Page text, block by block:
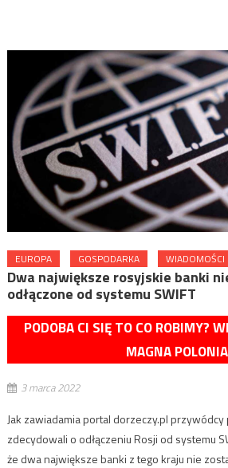
EUROPA GOSPODARKA WIADOMOŚCI
Dwa największe rosyjskie banki
odłączone od systemu SWIFT
PODOBA CI SIĘ TO CO ROBIMY?
MAGNA
3 marca 2022
Jak zawiadamia portal dorzeczy.pl
zdecydowali o odłączeniu Rosji od systemu
że dwa największe banki z tego kraju nie